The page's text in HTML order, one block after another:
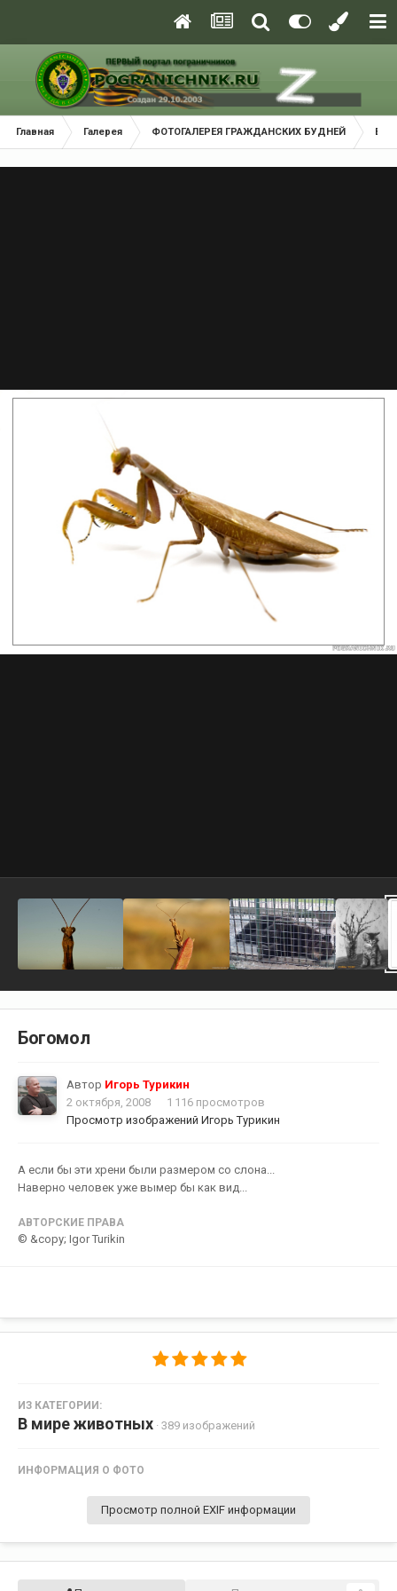
Главная Галерея ФОТОГАЛЕРЕЯ ГРАЖДАНСКИХ БУДНЕЙ В
Богомол
Автор Игорь Турикин
2 октября, 2008
1 116 просмотров
Просмотр изображений Игорь Турикин
А если бы эти хрени были размером со слона...
Наверно человек уже вымер бы как вид...
АВТОРСКИЕ ПРАВА
© &copy; Igor Turikin
ИЗ КАТЕГОРИИ:
В мире животных · 389 изображений
ИНФОРМАЦИЯ О ФОТО
Просмотр полной EXIF информации